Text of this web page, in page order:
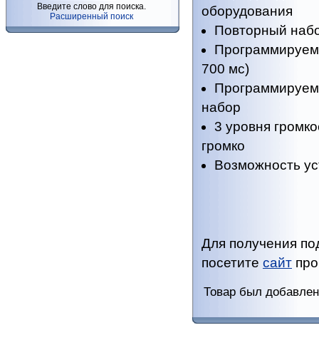
Введите слово для поиска.
Расширенный поиск
оборудования
Повторный
700 мс)
набор
3 уровня
громко
Возможность
Для получения
посетите сайт
Товар был